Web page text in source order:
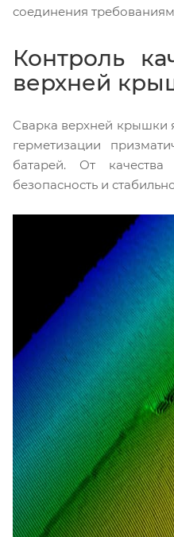
соединения
Контроль
верхней
Сварка верхней крышки
герметизации
батарей. От
безопасность и